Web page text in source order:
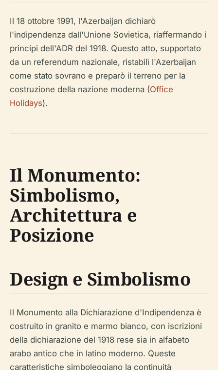
Il 18 ottobre 1991, l'Azerbaijan dichiarò
l'indipendenza dall'Unione Sovietica, riaffermando i
principi dell'ADR del 1918. Questo atto, supportato
da un referendum nazionale, ristabilì l'Azerbaijan
come stato sovrano e preparò il terreno per la
costruzione della nazione moderna (Office
Holidays).
Il Monumento:
Simbolismo,
Architettura e
Posizione
Design e Simbolismo
Il Monumento alla Dichiarazione d'Indipendenza è
costruito in granito e marmo bianco, con iscrizioni
della dichiarazione del 1918 rese sia in alfabeto
arabo antico che in latino moderno. Queste
caratteristiche simboleggiano la continuità